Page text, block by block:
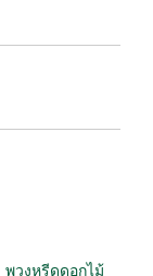
พวงหรีดดอกไม้